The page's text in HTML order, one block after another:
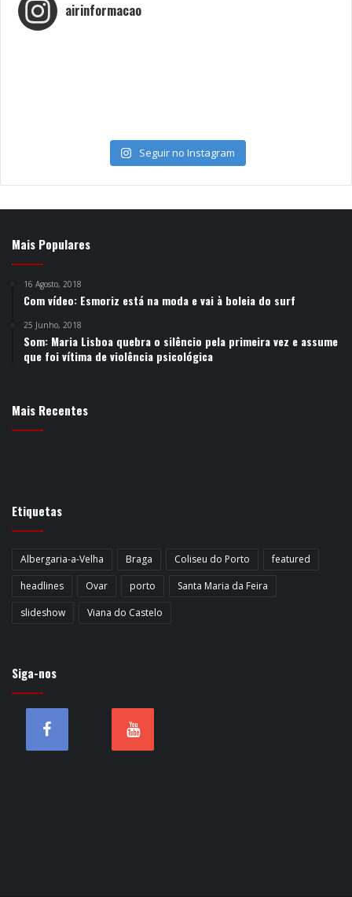
airinformacao
Seguir no Instagram
Mais Populares
16 Agosto, 2018
Com vídeo: Esmoriz está na moda e vai à boleia do surf
25 Junho, 2018
Som: Maria Lisboa quebra o silêncio pela primeira vez e assume
que foi vítima de violência psicológica
Mais Recentes
Etiquetas
Albergaria-a-Velha Braga Coliseu do Porto
featured
headlines
Ovar porto
Santa Maria da Feira
slideshow
Viana do Castelo
Siga-nos